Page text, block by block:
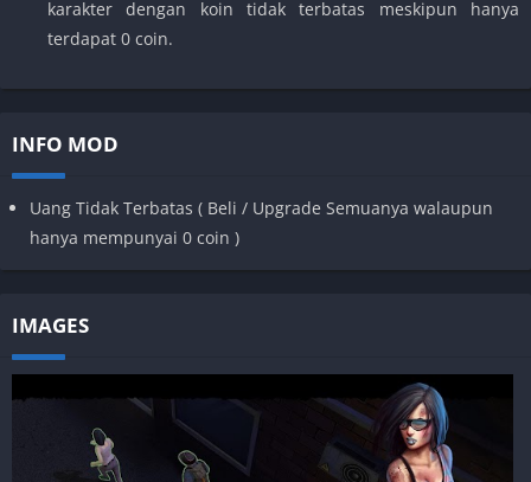
karakter dengan koin tidak terbatas meskipun hanya
terdapat 0 coin.
INFO MOD
Uang Tidak Terbatas ( Beli / Upgrade Semuanya walaupun
hanya mempunyai 0 coin )
IMAGES